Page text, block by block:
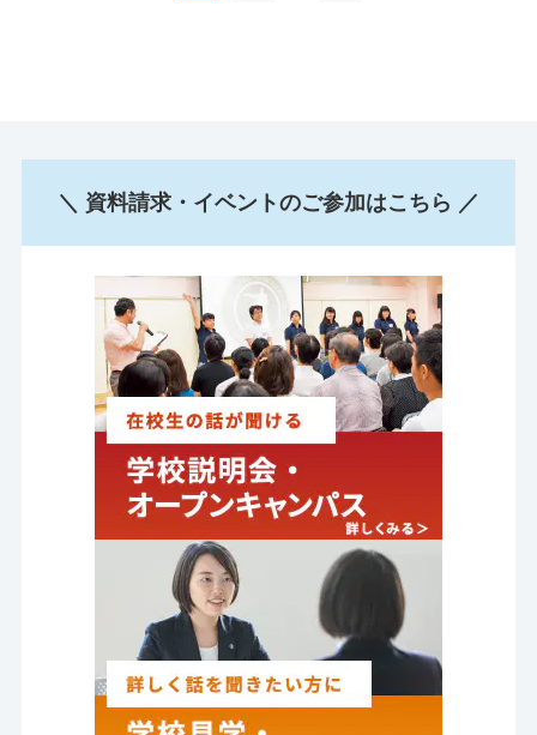
＼ 資料請求・イベントのご参加はこちら ／